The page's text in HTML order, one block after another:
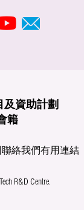
及資助計劃
籍
聯絡我們有用連結
R&D Centre.